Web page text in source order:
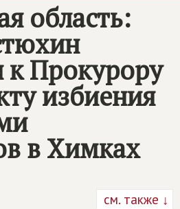
область:
к Прокурору
избиения
в Химках
см. также ↓